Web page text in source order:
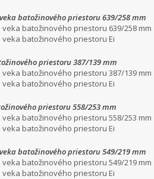
batožinového priestoru 639/258 mm
batožinového priestoru 639/258 mm
batožinového priestoru Ei
priestoru 387/139 mm
batožinového priestoru 387/139 mm
batožinového priestoru Ei
priestoru 558/253 mm
batožinového priestoru 558/253 mm
batožinového priestoru Ei
batožinového priestoru 549/219 mm
batožinového priestoru 549/219 mm
batožinového priestoru Ei